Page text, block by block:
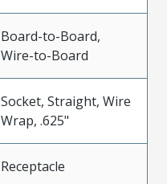
Board-to-Board,
Wire-to-Board
Socket, Straight, Wire
Wrap, .625"
Receptacle